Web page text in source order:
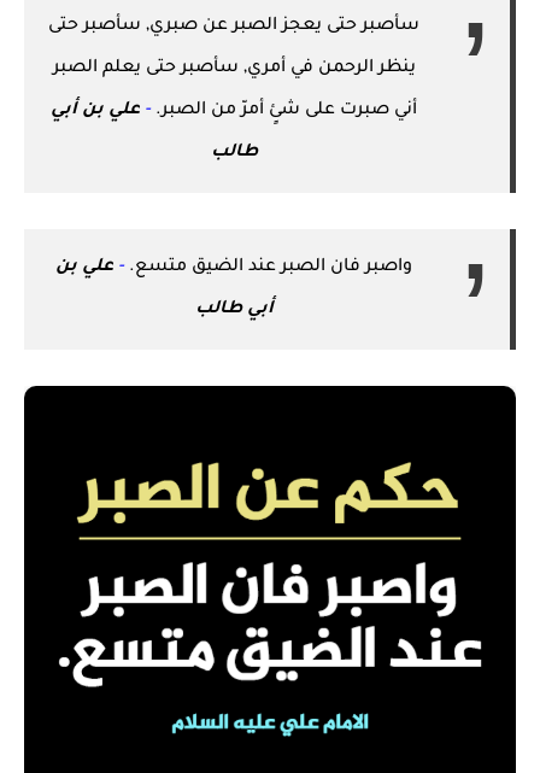
سأصبر حتى يعجز الصبر عن صبري, سأصبر حتى
ينظر الرحمن في أمري, سأصبر حتى يعلم الصبر
أني صبرت على شئٍ أمرّ من الصبر.- علي بن أبي
طالب
واصبر فان الصبر عند الضيق متسع.- علي بن
أبي طالب